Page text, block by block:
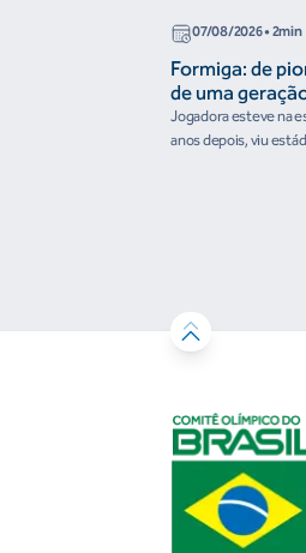
07/08/2026• 2min
Formiga: de
de uma
Jogadora esteve na
anos depois, viu